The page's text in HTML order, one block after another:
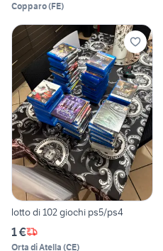
Copparo(FE)
lotto di 102 giochi ps5/ps4
1 €
Orta di Atella (CE)